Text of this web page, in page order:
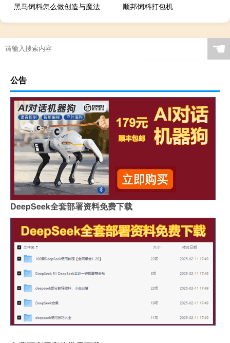
黑马饲料怎么做创造与魔法
顺邦饲料打包机
☚
公告
DeepSeek全套部署资料免费下载